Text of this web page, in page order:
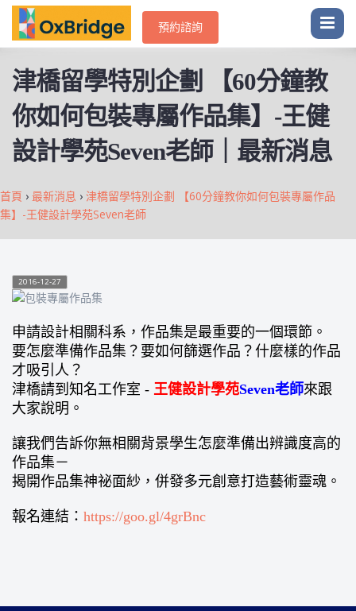
預約諮詢
津橋留學特別企劃 【60分鐘教
你如何包裝專屬作品集】-王健
設計學苑Seven老師｜最新消息
首頁 › 最新消息 › 津橋留學特別企劃 【60分鐘教你如何包裝專屬作品
集】-王健設計學苑Seven老師
2016-12-27
申請設計相關科系，作品集是最重要的一個環節。
要怎麼準備作品集？要如何篩選作品？什麼樣的作品
才吸引人？
津橋請到知名工作室 - 王健設計學苑Seven老師來跟
大家說明。
讓我們告訴你無相關背景學生怎麼準備出辨識度高的
作品集－
揭開作品集神祕面紗，併發多元創意打造藝術靈魂。
報名連結： https://goo.gl/4grBnc